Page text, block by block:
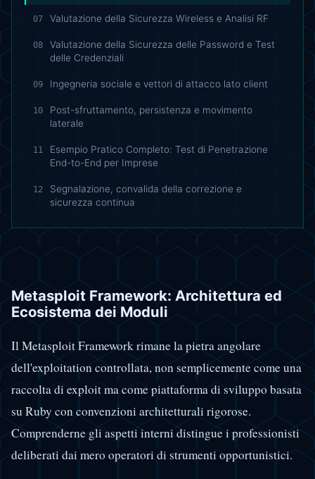
07 Valutazione della Sicurezza Wireless e Analisi RF
08
Valutazione della Sicurezza delle Password e Test
delle Credenziali
09 Ingegneria sociale e vettori di attacco lato client
10
Post-sfruttamento, persistenza e movimento
laterale
11
Esempio Pratico Completo: Test di Penetrazione
End-to-End per Imprese
12
Segnalazione, convalida della correzione e
sicurezza continua
Metasploit Framework: Architettura ed
Ecosistema dei Moduli
Il Metasploit Framework rimane la pietra angolare
dell'exploitation controllata, non semplicemente come una
raccolta di exploit ma come piattaforma di sviluppo basata
su Ruby con convenzioni architetturali rigorose.
Comprenderne gli aspetti interni distingue i professionisti
deliberati dai mero operatori di strumenti opportunistici.